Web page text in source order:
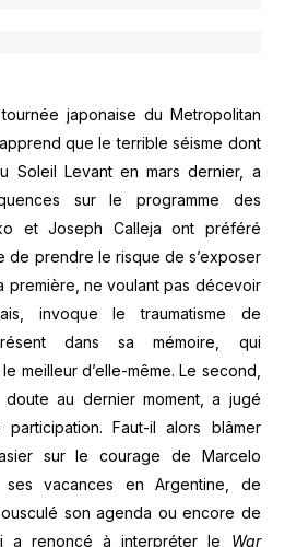
japonaise du Metropolitan
que le terrible séisme dont
Soleil Levant en mars dernier, a
sur le programme des
et Joseph Calleja ont préféré
de prendre le risque de s’exposer
première, ne voulant pas décevoir
invoque le traumatisme de
dans sa mémoire, qui
meilleur d’elle-même. Le second,
au dernier moment, a jugé
participation. Faut-il alors blâmer
sur le courage de Marcelo
vacances en Argentine, de
son agenda ou encore de
a renoncé à interpréter le War